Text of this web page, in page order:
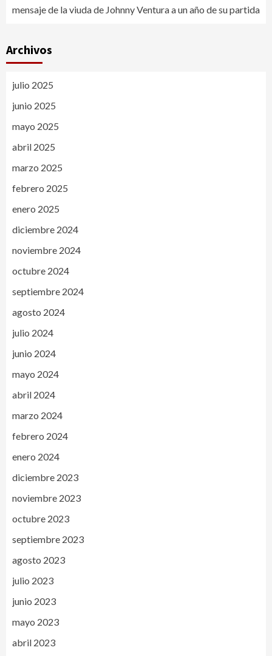
mensaje de la viuda de Johnny Ventura a un año de su partida
Archivos
julio 2025
junio 2025
mayo 2025
abril 2025
marzo 2025
febrero 2025
enero 2025
diciembre 2024
noviembre 2024
octubre 2024
septiembre 2024
agosto 2024
julio 2024
junio 2024
mayo 2024
abril 2024
marzo 2024
febrero 2024
enero 2024
diciembre 2023
noviembre 2023
octubre 2023
septiembre 2023
agosto 2023
julio 2023
junio 2023
mayo 2023
abril 2023